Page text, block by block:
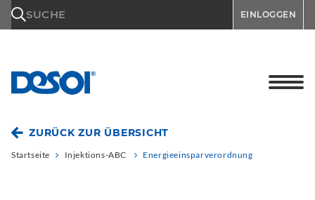
SUCHE EINLOGGEN
ZURÜCK ZUR ÜBERSICHT
Startseite Injektions-ABC Energieeinsparverordnung